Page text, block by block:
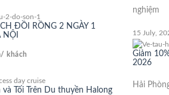
ĐỒI RỒNG 2 NGÀY 1
khách
và Tối Trên Du thuyền Halong
nghiệm
15 July,
Giảm
2026
Hải